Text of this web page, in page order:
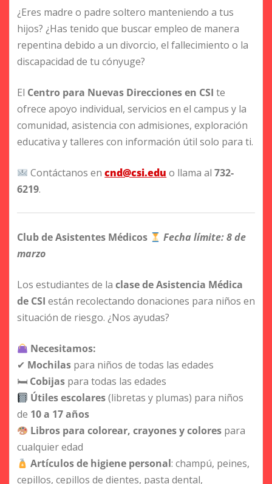
¿Eres madre o padre soltero manteniendo a tus
hijos? ¿Has tenido que buscar empleo de manera
repentina debido a un divorcio, el fallecimiento o la
discapacidad de tu cónyuge?
El Centro para Nuevas Direcciones en CSI te
ofrece apoyo individual, servicios en el campus y la
comunidad, asistencia con admisiones, exploración
educativa y talleres con información útil solo para ti.
Contáctanos encnd@csi.edu o llama al732-
6219.
Club de Asistentes Médicos
Fecha límite: 8 de
marzo
Los estudiantes de la clase de Asistencia Médica
de CSI están recolectando donaciones para niños en
situación de riesgo. ¿Nos ayudas?
Necesitamos:
✔ Mochilas para niños de todas las edades
🛏 Cobijas para todas las edades
Útiles escolares(libretas y plumas) para niños
de 10 a 17 años
Libros para colorear, crayones y colores para
cualquier edad
Artículos de higiene personal: champú, peines,
cepillos, cepillos de dientes, pasta dental,